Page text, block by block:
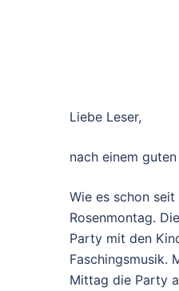
Liebe Leser,
nach einem
Wie es schon
Rosenmontag.
Party mit den
Faschingsmusik.
Mittag die Party